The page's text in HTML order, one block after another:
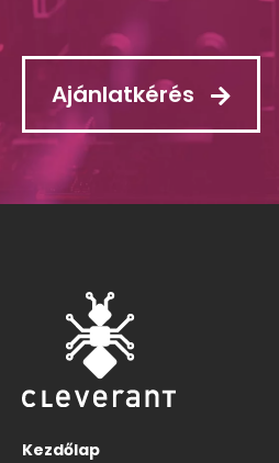
Ajánlatkérés
Kezdőlap